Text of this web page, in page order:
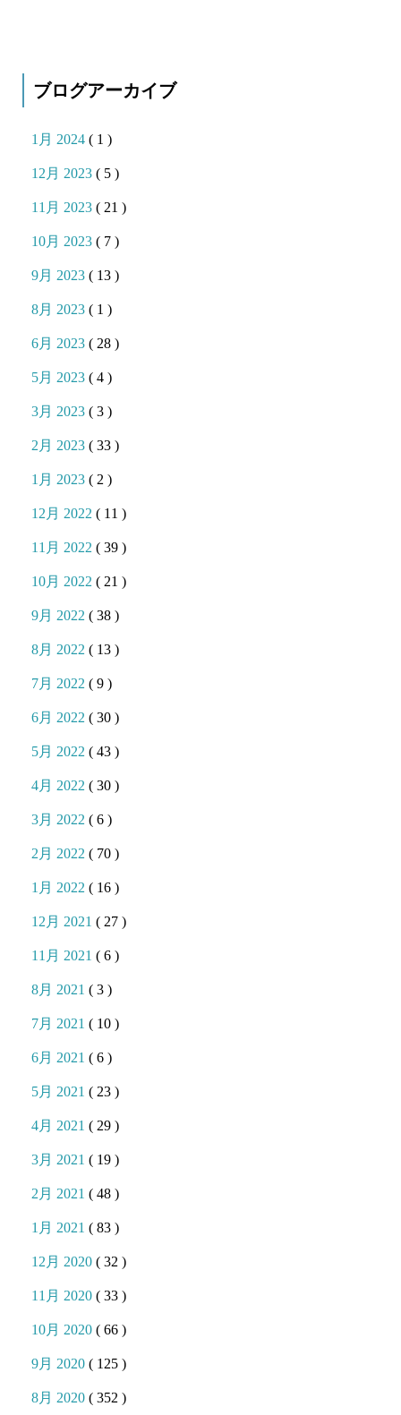
ブログアーカイブ
1月 2024( 1 )
12月 2023( 5 )
11月 2023( 21 )
10月 2023( 7 )
9月 2023( 13 )
8月 2023( 1 )
6月 2023( 28 )
5月 2023( 4 )
3月 2023( 3 )
2月 2023( 33 )
1月 2023( 2 )
12月 2022( 11 )
11月 2022( 39 )
10月 2022( 21 )
9月 2022( 38 )
8月 2022( 13 )
7月 2022( 9 )
6月 2022( 30 )
5月 2022( 43 )
4月 2022( 30 )
3月 2022( 6 )
2月 2022( 70 )
1月 2022( 16 )
12月 2021( 27 )
11月 2021( 6 )
8月 2021( 3 )
7月 2021( 10 )
6月 2021( 6 )
5月 2021( 23 )
4月 2021( 29 )
3月 2021( 19 )
2月 2021( 48 )
1月 2021( 83 )
12月 2020( 32 )
11月 2020( 33 )
10月 2020( 66 )
9月 2020( 125 )
8月 2020( 352 )